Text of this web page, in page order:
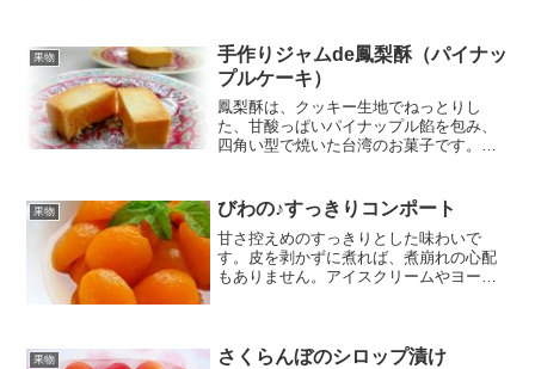
果物
手作りジャムde鳳梨酥（パイナッ
プルケーキ）
鳳梨酥は、クッキー生地でねっとりし
た、甘酸っぱいパイナップル餡を包み、
四角い型で焼いた台湾のお菓子です。型
レシピ） 1時間以上 300円前後 材料〈ク
ッキー生地〉無...
果物 びわの♪すっきりコンポート
甘さ控えめのすっきりとした味わいで
す。皮を剥かずに煮れば、煮崩れの心配
もありません。アイスクリームやヨーグ
なのレビュー
果物 さくらんぼのシロップ漬け